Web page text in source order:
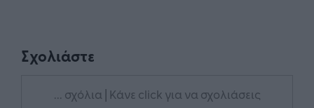
Σχολιάστε
... σχόλια | Κάνε click για να σχολιάσεις